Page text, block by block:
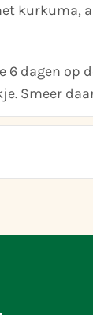
kurkuma,
6 dagen op
Smeer